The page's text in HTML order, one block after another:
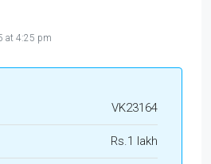
at 4:25 pm
VK23164
Rs.1 lakh